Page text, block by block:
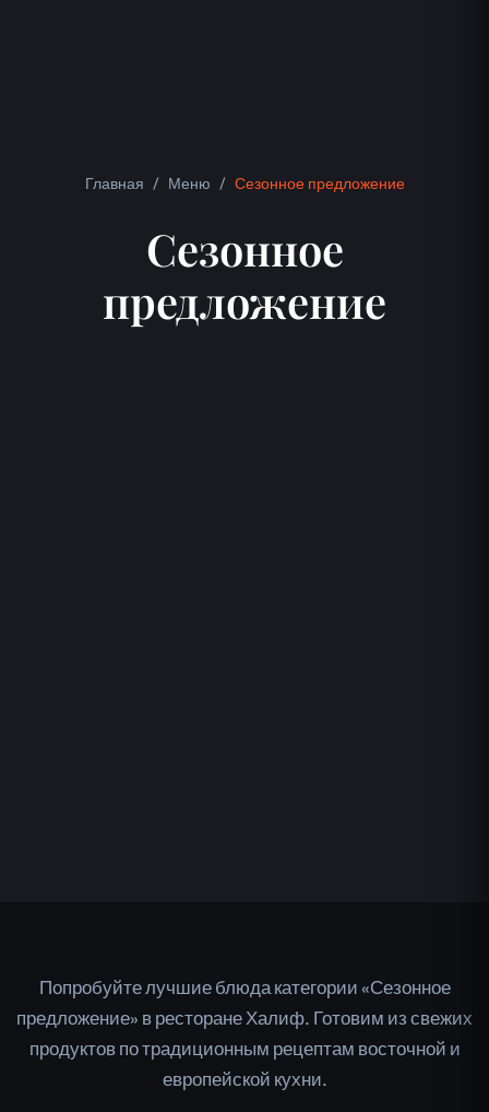
Главная / Меню / Сезонное предложение
Сезонное
предложение
Попробуйте лучшие блюда категории «Сезонное
предложение» в ресторане Халиф. Готовим из свежих
продуктов по традиционным рецептам восточной и
европейской кухни.